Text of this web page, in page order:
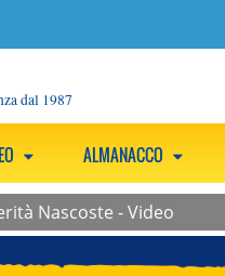
dal 1987
ALMANACCO
Nascoste - Video